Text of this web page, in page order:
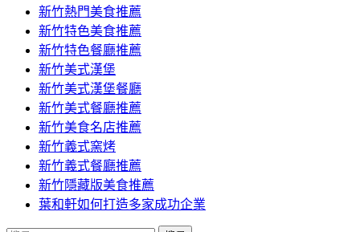
新竹熱門美食推薦
新竹特色美食推薦
新竹特色餐廳推薦
新竹美式漢堡
新竹美式漢堡餐廳
新竹美式餐廳推薦
新竹美食名店推薦
新竹義式窯烤
新竹義式餐廳推薦
新竹隱藏版美食推薦
葉和軒如何打造多家成功企業